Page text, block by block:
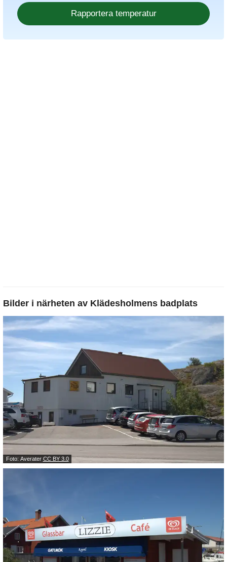
Bilder i närheten av Klädesholmens badplats
Foto: Averater CC BY 3.0